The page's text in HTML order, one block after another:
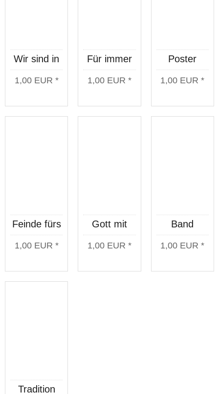
Wir sind in
Form
Poster
1,00 EUR *
Für immer
KC Poster
1,00 EUR *
Poster
Kategorie C
Alte Schule
1,00 EUR *
Feinde fürs
Leben
Poster
1,00 EUR *
Gott mit
uns Poster
1,00 EUR *
Band
Poster
1,00 EUR *
Tradition